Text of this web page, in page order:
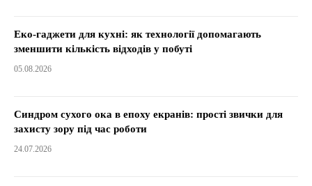
Еко-гаджети для кухні: як технології допомагають
зменшити кількість відходів у побуті
05.08.2026
Синдром сухого ока в епоху екранів: прості звички для
захисту зору під час роботи
24.07.2026